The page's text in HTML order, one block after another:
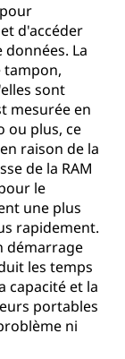
d'accéder
La
tampon,
sont
mesurée en
ou plus, ce
raison de la
de la RAM
le
une plus
rapidement.
démarrage
les temps
capacité et la
portables
ni